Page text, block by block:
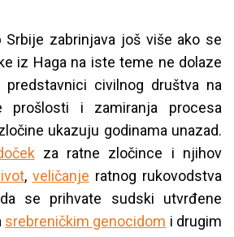
Srbije zabrinjava još više ako se
iz Haga na iste teme ne dolaze
civilnog društva na
prošlosti i zamiranja procesa
ukazuju godinama unazad.
za ratne zločince i njihov
, veličanje ratnog rukovodstva
se prihvate sudski utvrđene
srebreničkim genocidom i drugim